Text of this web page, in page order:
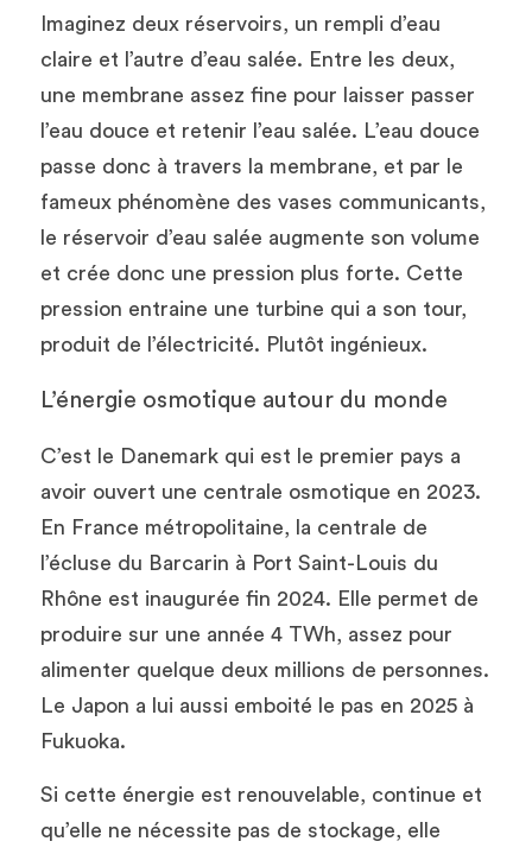
Imaginez deux réservoirs, un rempli d’eau
claire et l’autre d’eau salée. Entre les deux,
une membrane assez fine pour laisser passer
l’eau douce et retenir l’eau salée. L’eau douce
passe donc à travers la membrane, et par le
fameux phénomène des vases communicants,
le réservoir d’eau salée augmente son volume
et crée donc une pression plus forte. Cette
pression entraine une turbine qui a son tour,
produit de l’électricité. Plutôt ingénieux.
L’énergie osmotique autour du monde
C’est le Danemark qui est le premier pays a
avoir ouvert une centrale osmotique en 2023.
En France métropolitaine, la centrale de
l’écluse du Barcarin à Port Saint-Louis du
Rhône est inaugurée fin 2024. Elle permet de
produire sur une année 4 TWh, assez pour
alimenter quelque deux millions de personnes.
Le Japon a lui aussi emboité le pas en 2025 à
Fukuoka.
Si cette énergie est renouvelable, continue et
qu’elle ne nécessite pas de stockage, elle